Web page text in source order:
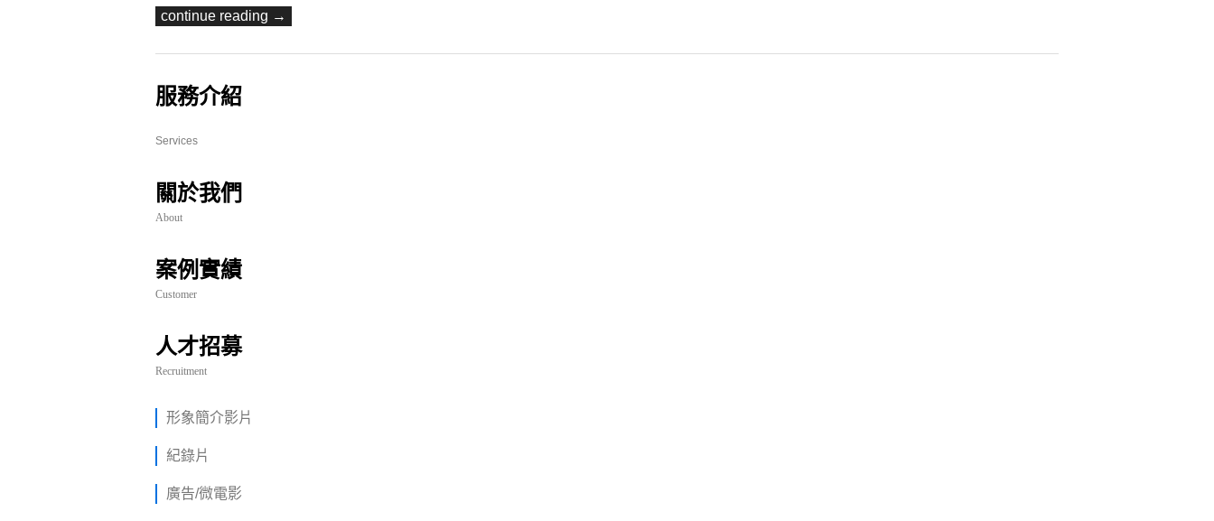
continue reading →
服務介紹
Services
關於我們
About
案例實績
Customer
人才招募
Recruitment
形象簡介影片
紀錄片
廣告/微電影